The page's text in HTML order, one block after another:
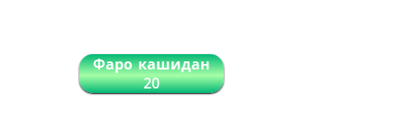
Фаро кашидан
20